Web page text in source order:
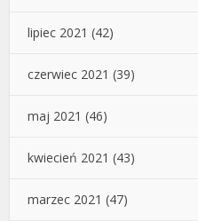
lipiec 2021 (42)
czerwiec 2021 (39)
maj 2021 (46)
kwiecień 2021 (43)
marzec 2021 (47)